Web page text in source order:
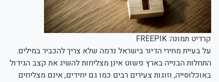
קרדיט תמונה: FREEPIK
על בעיית מחירי הדיור בישראל נדמה שלא צריך להכביר במילים.
התחלות הבנייה בארץ פשוט אינן מצליחות להשיג את קצב הגידול
באוכלוסייה, וזוגות צעירים רבים כמו גם יחידים, אינם מצליחים